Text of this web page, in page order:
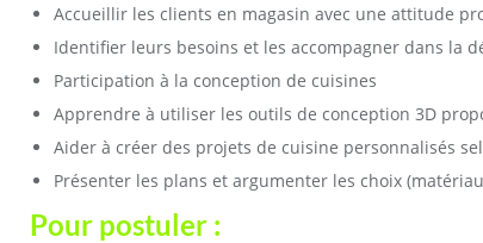
Accueillir les clients en magasin avec une attitude
Identifier leurs besoins et les accompagner dans la
Participation à la conception de cuisines
Apprendre à utiliser les outils de conception 3D
Aider à créer des projets de cuisine personnalisés
Présenter les plans et argumenter les choix
Pour postuler :